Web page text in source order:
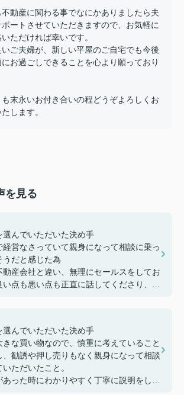
動産に関わる事でなにかありましたら夫
ートさせていただきますので、お気軽に
ただければ幸いです。
ご夫婦が、新しい平屋のご自宅でも今後
にお過ごしできることを心より願っており
末永いお付き合いの程どうぞよろしくお
します。
を見る
選んでいただいた決め手
経営なさっていて親身になって相談に乗っ
うだと感じた為
動産会社と違い、無理にセールスをしてお
い点も悪い点も正直に話してくださり、好
こと、良かった点、もっとこうして欲しか
など
建築の様子を連絡いただけたり、急な質問
に対応してくださりとても助かりました。
りがとうございました。
選んでいただいた決め手
きな買い物なので、慎重に考えていること
、勧誘や押し売りもなく親身になって相談
ただいたこと。
あった時にわかりやすく丁寧に説明をして